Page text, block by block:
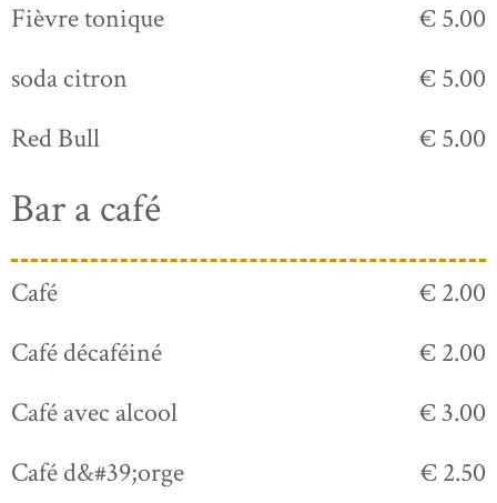
Fièvre tonique
€ 5.00
soda citron
€ 5.00
Red Bull
€ 5.00
Bar a café
Café
€ 2.00
Café décaféiné
€ 2.00
Café avec alcool
€ 3.00
Café d&#39;orge
€ 2.50